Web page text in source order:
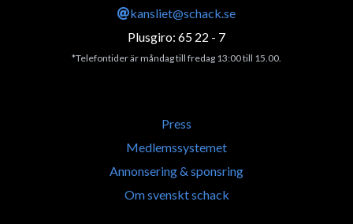
kansliet@schack.se
Plusgiro: 65 22 - 7
*Telefontider är måndag till fredag 13:00 till 15.00.
Press
Medlemssystemet
Annonsering & sponsring
Om svenskt schack